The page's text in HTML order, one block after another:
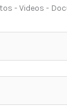
- Videos -